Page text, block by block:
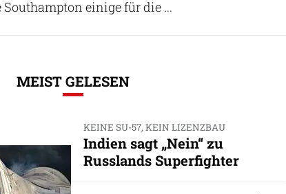
einige für die ...
MEIST GELESEN
KEINE SU-57, KEIN LIZENZBAU
Indien sagt „Nein“ zu
Russlands Superfighter